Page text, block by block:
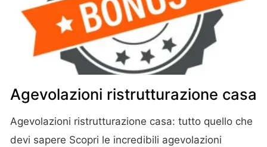
Agevolazioni ristrutturazione casa
Agevolazioni ristrutturazione casa: tutto quello che
devi sapere Scopri le incredibili agevolazioni